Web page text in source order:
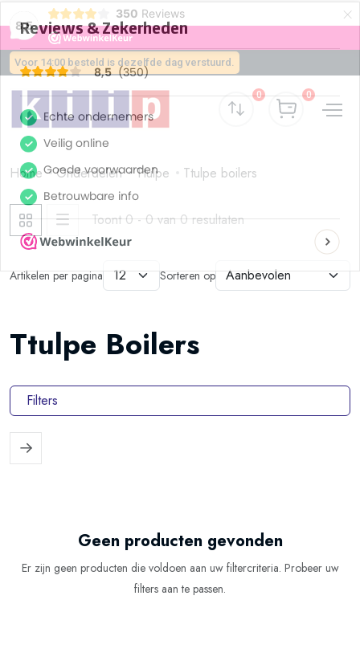
8,5
350 Reviews ×
Voor 14:00 besteld is dezelfde dag verstuurd.
0 0
Home Onderdelen Ttulpe Ttulpe boilers
Toont 0 - 0 van 0 resultaten
Artikelen per pagina Sorteren op
Ttulpe Boilers
Filters
Geen producten gevonden
Er zijn geen producten die voldoen aan uw filtercriteria. Probeer uw
filters aan te passen.